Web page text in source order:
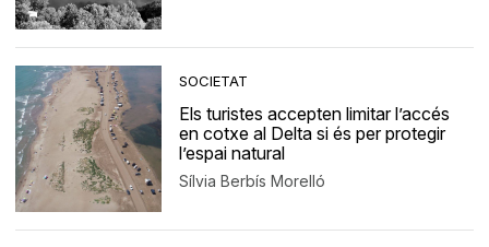
SOCIETAT
Els turistes accepten limitar l’accés
en cotxe al Delta si és per protegir
l’espai natural
Sílvia Berbís Morelló